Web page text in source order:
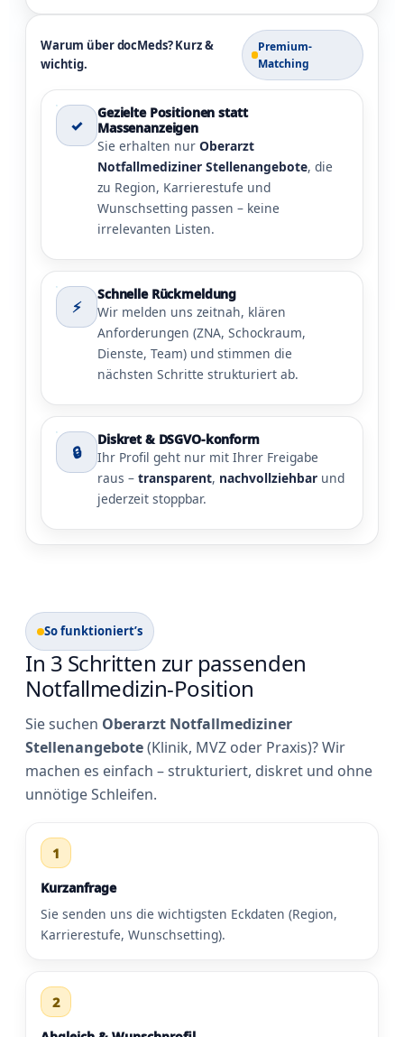
Warum über docMeds? Kurz &
wichtig.
Premium-
Matching
✓
Gezielte Positionen statt
Massenanzeigen
Sie erhalten nur Oberarzt
Notfallmediziner Stellenangebote, die
zu Region, Karrierestufe und
Wunschsetting passen – keine
irrelevanten Listen.
⚡
Schnelle Rückmeldung
Wir melden uns zeitnah, klären
Anforderungen (ZNA, Schockraum,
Dienste, Team) und stimmen die
nächsten Schritte strukturiert ab.
🔒
Diskret & DSGVO-konform
Ihr Profil geht nur mit Ihrer Freigabe
raus – transparent, nachvollziehbar und
jederzeit stoppbar.
So funktioniert’s
In 3 Schritten zur passenden
Notfallmedizin-Position
Sie suchen Oberarzt Notfallmediziner
Stellenangebote(Klinik, MVZ oder Praxis)? Wir
machen es einfach – strukturiert, diskret und ohne
unnötige Schleifen.
1
Kurzanfrage
Sie senden uns die wichtigsten Eckdaten (Region,
Karrierestufe, Wunschsetting).
2